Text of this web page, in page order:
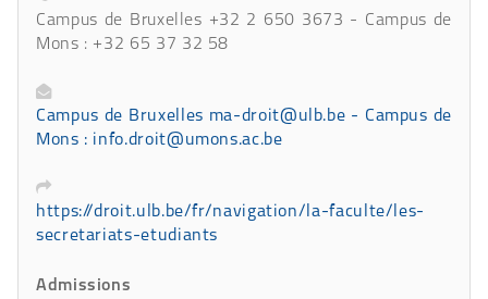
Campus de Bruxelles +32 2 650 3673 - Campus de
Mons : +32 65 37 32 58
Campus de Bruxelles ma-droit@ulb.be - Campus de
Mons : info.droit@umons.ac.be
https://droit.ulb.be/fr/navigation/la-faculte/les-
secretariats-etudiants
Admissions